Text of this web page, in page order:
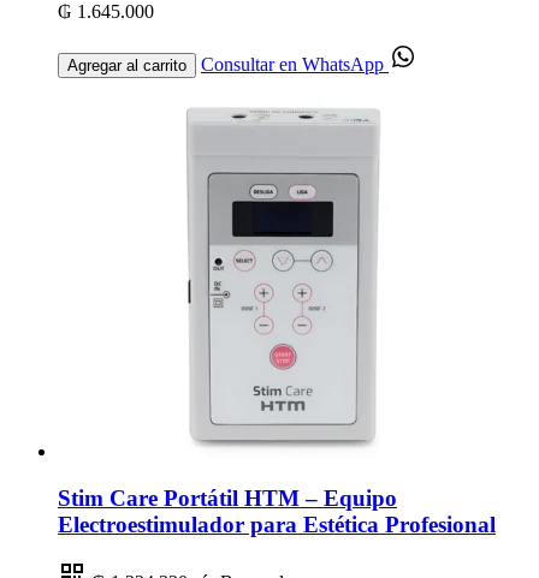
₲ 1.645.000
Agregar al carrito Consultar en WhatsApp
Stim Care Portátil HTM – Equipo
Electroestimulador para Estética Profesional